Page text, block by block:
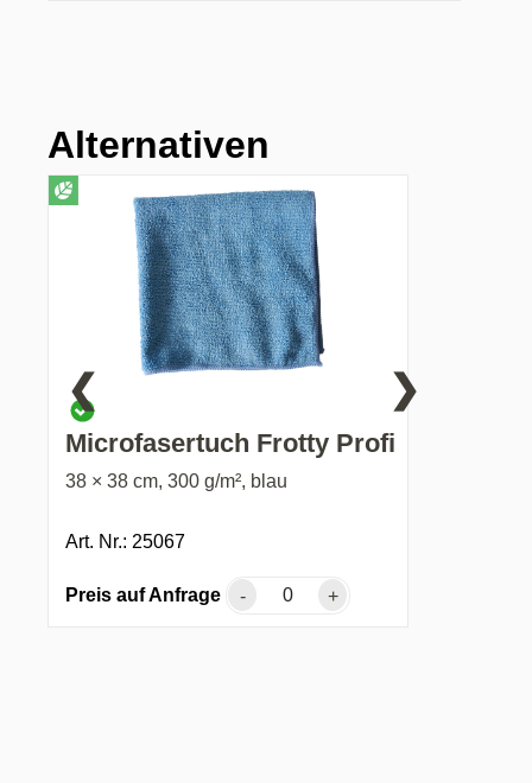
Alternativen
Microfasertuch Frotty Profi
38 × 38 cm, 300 g/m², blau
Art. Nr.: 25067
Preis auf Anfrage - +
❮ ❯